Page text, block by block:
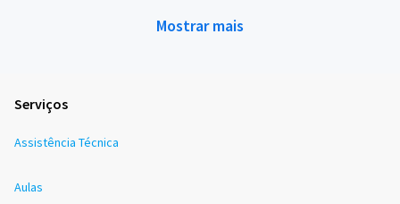
Mostrar mais
Serviços
Assistência Técnica
Aulas